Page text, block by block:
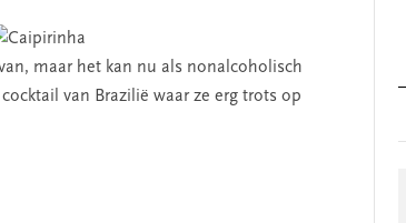
maar het kan nu als nonalcoholisch
van Brazilië waar ze erg trots op